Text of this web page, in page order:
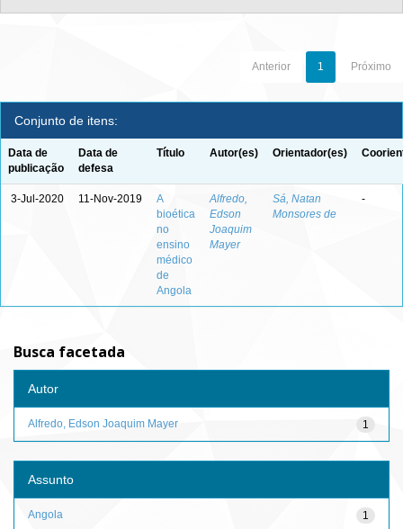
Anterior 1 Próximo
Conjunto de itens:
Data de
publicação
Data de
defesa
Título Autor(es) Orientador(es)
3-Jul-2020 11-Nov-2019
A
bioética
no
ensino
médico
de
Angola
Alfredo,
Edson
Joaquim
Mayer
Sá, Natan
Monsores de
-
Busca facetada
Autor
1
Alfredo, Edson Joaquim Mayer
Assunto
1
Angola